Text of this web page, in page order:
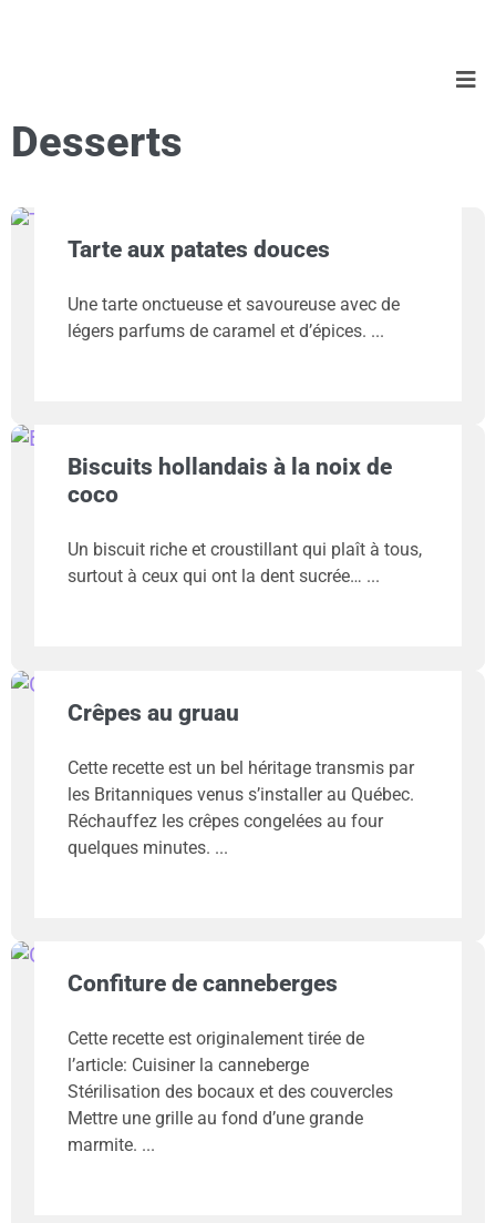
Desserts
Tarte aux patates douces
Une tarte onctueuse et savoureuse avec de
légers parfums de caramel et d’épices.
Biscuits hollandais à la noix de
coco
Un biscuit riche et croustillant qui plaît à tous,
surtout à ceux qui ont la dent sucrée…
Crêpes au gruau
Cette recette est un bel héritage transmis par
les Britanniques venus s’installer au Québec.
Réchauffez les crêpes congelées au four
quelques minutes.
Confiture de canneberges
Cette recette est originalement tirée de
l’article: Cuisiner la canneberge
Stérilisation des bocaux et des couvercles
Mettre une grille au fond d’une grande
marmite.